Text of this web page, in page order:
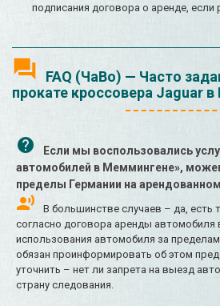
подписания договора о аренде, если
FAQ (ЧаВо) — Часто
прокате кроссовера Jaguar
Если мы воспользовались
автомобилей в Меммингене»,
пределы Германии на
В большинстве случаев – да, есть
согласно договора аренды автомобиля
использования автомобиля за
обязан проинформировать об этом
уточнить – нет ли запрета на выезд
страну следования.